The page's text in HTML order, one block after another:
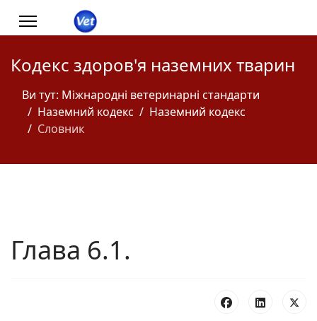
Кодекс здоров'я наземних тварин
Ви тут: Міжнародні ветеринарні стандарти
Наземний кодекс
Наземний кодекс
Словник
Глава 6.1.